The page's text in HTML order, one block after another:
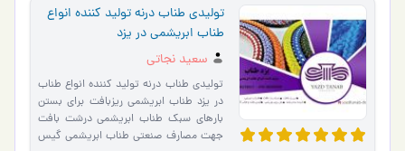
تولیدی طناب درنه تولید کننده انواع
طناب ابریشمی در یزد
سعید نجاتی
تولیدی طناب درنه تولید کننده انواع طناب
در یزد طناب ابریشمی ریزبافت برای بستن
بارهای سبک طناب ابریشمی درشت‌ بافت
جهت مصارف صنعتی طناب ابریشمی گیس‌